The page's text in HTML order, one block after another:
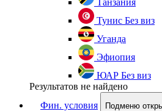
Танзания
Тунис Без виз
Уганда
Эфиопия
ЮАР Без виз
Результатов не найдено
Фин. условия
Подменю